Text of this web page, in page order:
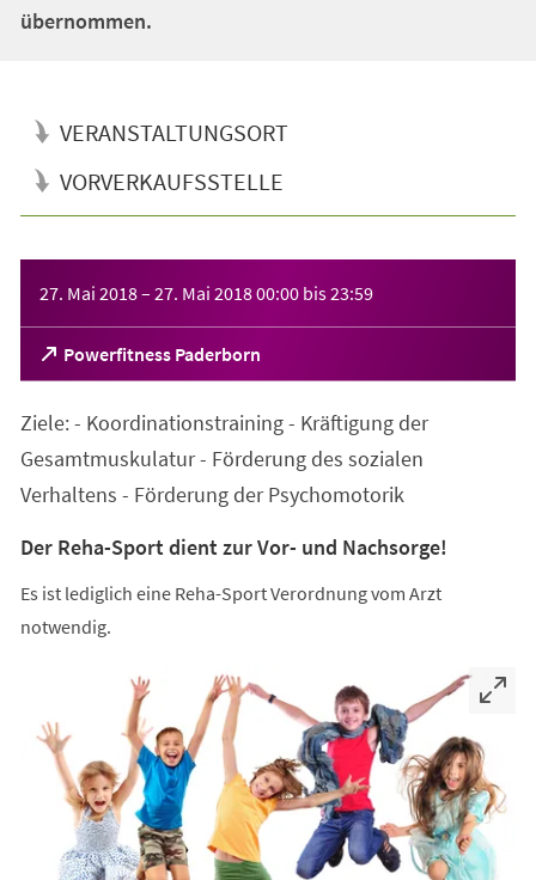
übernommen.
VERANSTALTUNGSORT
VORVERKAUFSSTELLE
27. Mai 2018– 27. Mai 201800:00 bis23:59
Powerfitness Paderborn
(Öffnet
in
neuen
Ziele: - Koordinationstraining - Kräftigung der
Gesamtmuskulatur - Förderung des sozialen
Verhaltens - Förderung der Psychomotorik
Der Reha-Sport dient zur Vor- und Nachsorge!
Es ist lediglich eine Reha-Sport Verordnung vom Arzt
notwendig.